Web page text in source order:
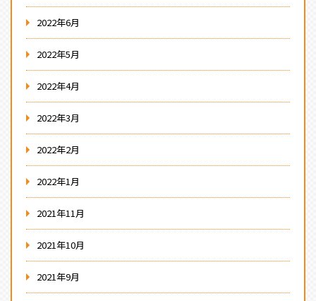
2022年6月
2022年5月
2022年4月
2022年3月
2022年2月
2022年1月
2021年11月
2021年10月
2021年9月